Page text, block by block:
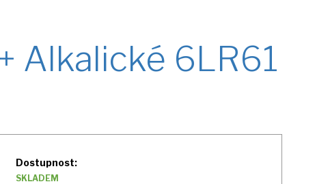
Alkalické 6LR61
Dostupnost:
SKLADEM